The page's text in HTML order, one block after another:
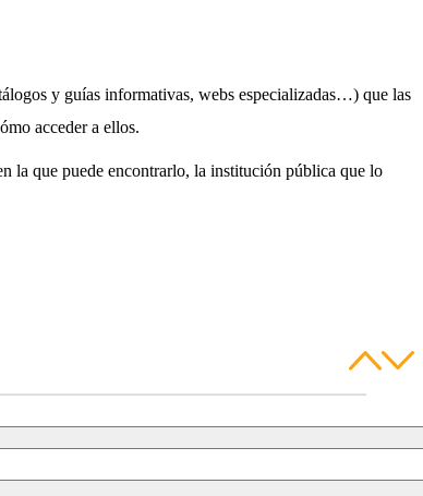
y guías informativas, webs especializadas…) que las
acceder a ellos.
la que puede encontrarlo, la institución pública que lo